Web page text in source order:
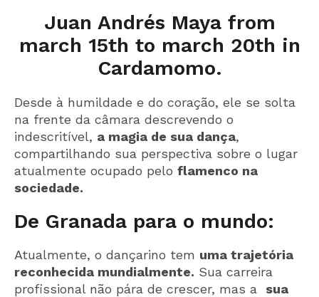
Juan Andrés Maya from
march 15th to march 20th in
Cardamomo.
Desde à humildade e do coração, ele se solta
na frente da câmara descrevendo o
indescritível, a magia de sua dança,
compartilhando sua perspectiva sobre o lugar
atualmente ocupado pelo flamenco na
sociedade.
De Granada para o mundo:
Atualmente, o dançarino tem uma trajetória
reconhecida mundialmente. Sua carreira
profissional não pára de crescer, mas a sua